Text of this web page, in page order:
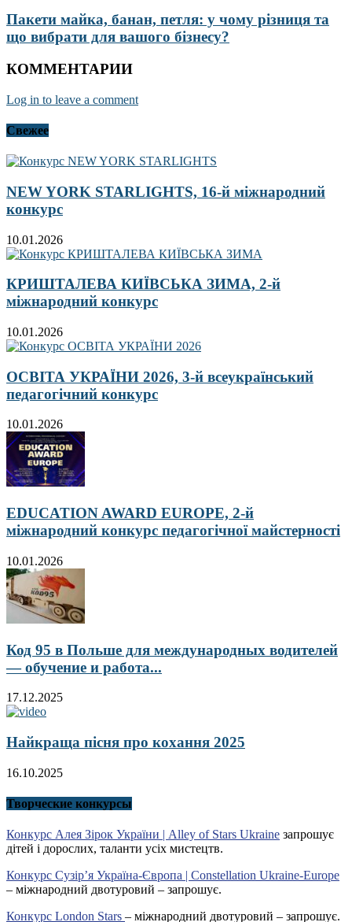
Пакети майка, банан, петля: у чому різниця та
що вибрати для вашого бізнесу?
КОММЕНТАРИИ
Log in to leave a comment
Свежее
NEW YORK STARLIGHTS, 16-й міжнародний
конкурс
10.01.2026
КРИШТАЛЕВА КИЇВСЬКА ЗИМА, 2-й
міжнародний конкурс
10.01.2026
ОСВІТА УКРАЇНИ 2026, 3-й всеукраїнський
педагогічний конкурс
10.01.2026
EDUCATION AWARD EUROPE, 2-й
міжнародний конкурс педагогічної майстерності
10.01.2026
Код 95 в Польше для международных водителей
— обучение и работа...
17.12.2025
Найкраща пісня про кохання 2025
16.10.2025
Творческие конкурсы
Конкурс Алея Зірок України | Alley of Stars Ukraine запрошує
дітей і дорослих, таланти усіх мистецтв.
Конкурс Сузір’я Україна-Європа | Constellation Ukraine-Europe
– міжнародний двотуровий – запрошує.
Конкурс London Stars – міжнародний двотуровий – запрошує.